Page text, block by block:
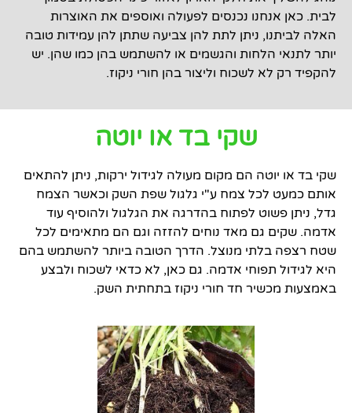
לבית. כאן אנחנו נכנסים לפעולה ואוספים את האוצרות
האלה לביתנו, ניתן לתת להן צביעה שתתן להן עמידות טובה
יותר לתנאי הלחות והגשמים או להשתמש בהן כמו שהן. יש
להקפיד רק לא לשכוח וליצור בהן חורי ניקוז.
שקי בד או יוטה
שקי בד או יוטה הם מקום מעולה לגידול ירקות, ניתן להתאים
אותם כמעט לכל צמח ע"י גלגול שפת השק וכאשר הצמח
גדל, ניתן פשוט לפתוח בהדרגה את הגלגול ולהוסיף עוד
אדמה. שקים גם מאד נוחים להזזה וגם הם מתאימים לכל
שטח רצפה בלתי מנוצל. הדרך הטובה ביותר להשתמש בהם
היא לגידול תפוחי אדמה. גם כאן, לא כדאי לשכוח ולבצע
באמצעות מכשיר חד חורי ניקוז בתחתית השק.